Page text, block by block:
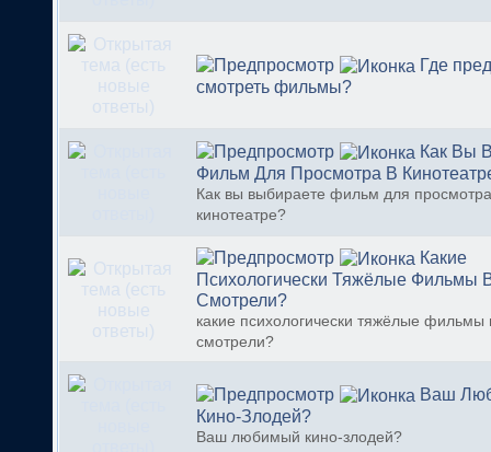
Где
смотреть фильмы?
Как Вы
Фильм Для Просмотра В
Как вы выбираете фильм для
кинотеатре?
Какие
Психологически Тяжёлые Фильмы
Смотрели?
какие психологически тяжёлые фильмы
смотрели?
Ваш
Кино-Злодей?
Ваш любимый кино-злодей?